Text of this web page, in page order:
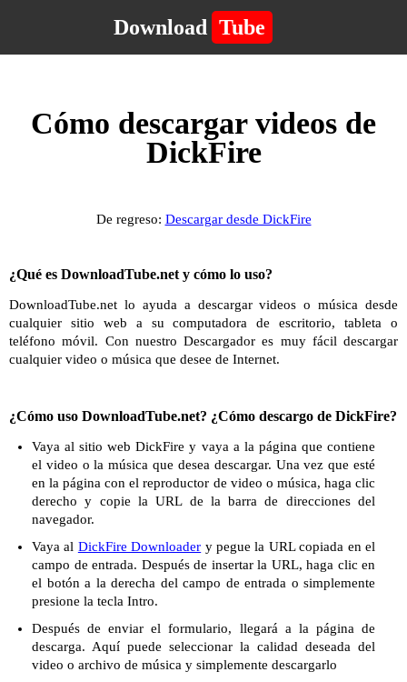
Download Tube
Cómo descargar videos de
DickFire
De regreso: Descargar desde DickFire
¿Qué es DownloadTube.net y cómo lo uso?
DownloadTube.net lo ayuda a descargar videos o música desde
cualquier sitio web a su computadora de escritorio, tableta o
teléfono móvil. Con nuestro Descargador es muy fácil descargar
cualquier video o música que desee de Internet.
¿Cómo uso DownloadTube.net? ¿Cómo descargo de DickFire?
Vaya al sitio web DickFire y vaya a la página que contiene
el video o la música que desea descargar. Una vez que esté
en la página con el reproductor de video o música, haga clic
derecho y copie la URL de la barra de direcciones del
navegador.
Vaya al DickFire Downloader y pegue la URL copiada en el
campo de entrada. Después de insertar la URL, haga clic en
el botón a la derecha del campo de entrada o simplemente
presione la tecla Intro.
Después de enviar el formulario, llegará a la página de
descarga. Aquí puede seleccionar la calidad deseada del
video o archivo de música y simplemente descargarlo